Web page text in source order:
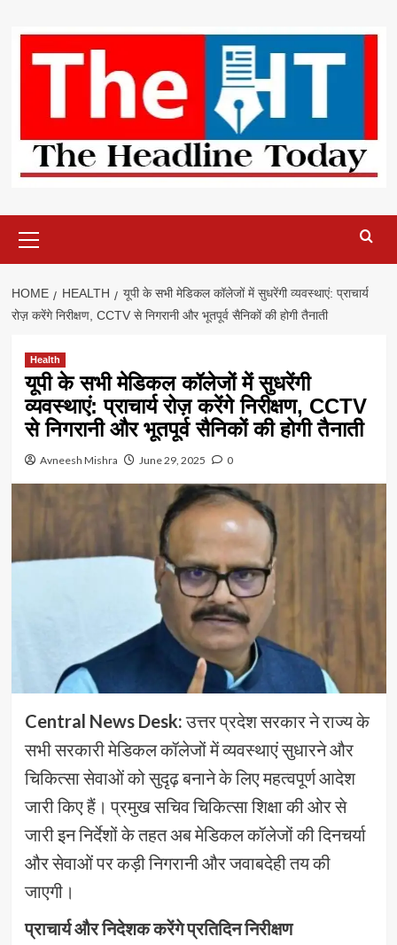
content
Menu
HOME HEALTH
यूपी के सभी मेडिकल कॉलेजों में सुधरेंगी व्यवस्थाएं: प्राचार्य
रोज़ करेंगे निरीक्षण, CCTV से निगरानी और भूतपूर्व सैनिकों की होगी तैनाती
Health
यूपी के सभी मेडिकल कॉलेजों में सुधरेंगी
व्यवस्थाएं: प्राचार्य रोज़ करेंगे निरीक्षण, CCTV
से निगरानी और भूतपूर्व सैनिकों की होगी तैनाती
Avneesh Mishra June 29, 2025 0
Central News Desk:उत्तर प्रदेश सरकार ने राज्य के
सभी सरकारी मेडिकल कॉलेजों में व्यवस्थाएं सुधारने और
चिकित्सा सेवाओं को सुदृढ़ बनाने के लिए महत्वपूर्ण आदेश
जारी किए हैं। प्रमुख सचिव चिकित्सा शिक्षा की ओर से
जारी इन निर्देशों के तहत अब मेडिकल कॉलेजों की दिनचर्या
और सेवाओं पर कड़ी निगरानी और जवाबदेही तय की
जाएगी।
प्राचार्य और निदेशक करेंगे प्रतिदिन निरीक्षण